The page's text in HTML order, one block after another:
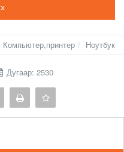
Компьютер,принтер Ноутбук
Дугаар: 2530